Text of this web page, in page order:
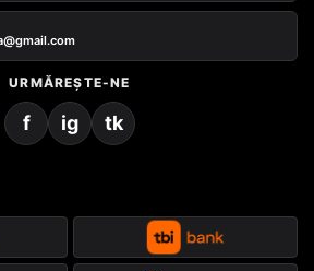
URMĂREȘTE-NE
f ig tk